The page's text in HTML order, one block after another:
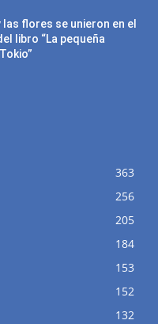
flores se unieron en el
libro “La pequeña
363
256
205
184
153
152
132